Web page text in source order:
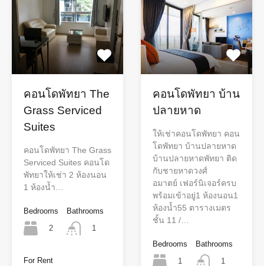
คอนโดพัทยา The
Grass Serviced
Suites
คอนโดพัทยา The Grass
Serviced Suites คอนโด
พัทยาให้เช่า 2 ห้องนอน
1 ห้องน้ำ…
Bedrooms
2
Bathrooms
1
For Rent
คอนโดพัทยา บ้าน
ปลายหาด
ให้เช่าคอนโดพัทยา คอน
โดพัทยา บ้านปลายหาด
บ้านปลายหาดพัทยา ติด
กับชายหาดวงศ์
อมาตย์ เฟอร์นิเจอร์ครบ
พร้อมเข้าอยู่1 ห้องนอน1
ห้องน้ำ55 ตารางเมตร
ชั้น 11 /…
Bedrooms
1
Bathrooms
1